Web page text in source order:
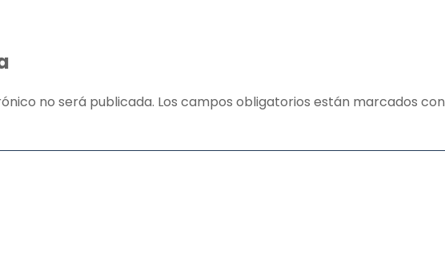
no será publicada. Los campos obligatorios están marcados con